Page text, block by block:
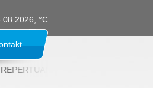
08 2026, °C
NA SIERPIEŃ 2026 rok: